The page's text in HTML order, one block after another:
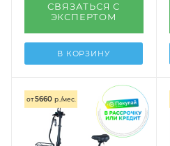
СВЯЗАТЬСЯ С
ЭКСПЕРТОМ
В КОРЗИНУ
от5660 р./мес.